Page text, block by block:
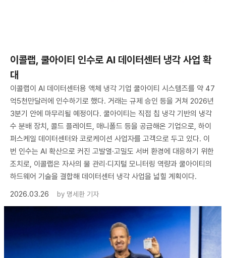
이콜랩, 쿨아이티 인수로 AI 데이터센터 냉각 사업 확
대
이콜랩이 AI 데이터센터용 액체 냉각 기업 쿨아이티 시스템즈를 약 47
억5천만달러에 인수하기로 했다. 거래는 규제 승인 등을 거쳐 2026년
3분기 안에 마무리될 예정이다. 쿨아이티는 직접 칩 냉각 기반의 냉각
수 분배 장치, 콜드 플레이트, 매니폴드 등을 공급해온 기업으로, 하이
퍼스케일 데이터센터와 코로케이션 사업자를 고객으로 두고 있다. 이
번 인수는 AI 확산으로 커진 고발열·고밀도 서버 환경에 대응하기 위한
조치로, 이콜랩은 자사의 물 관리·디지털 모니터링 역량과 쿨아이티의
하드웨어 기술을 결합해 데이터센터 냉각 사업을 넓힐 계획이다.
2026.03.26
by 명세환 기자